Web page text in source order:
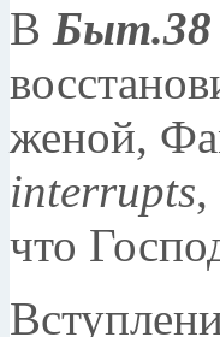
В Быт.38
женой,
interrupts,
что